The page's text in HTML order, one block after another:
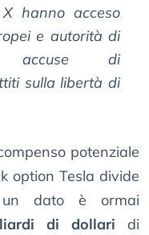
hanno acceso
e autorità di
accuse di
sulla libertà di
potenziale
option Tesla divide
dato è ormai
di dollari di